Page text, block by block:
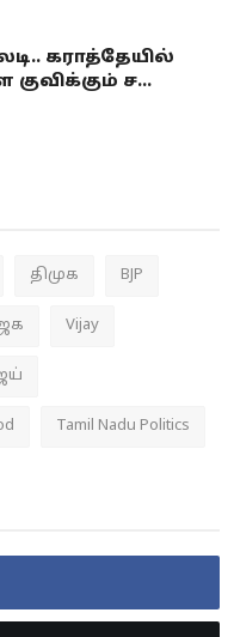
கராத்தேயில்
குவிக்கும் ச...
திமுக BJP
Vijay
Tamil Nadu Politics